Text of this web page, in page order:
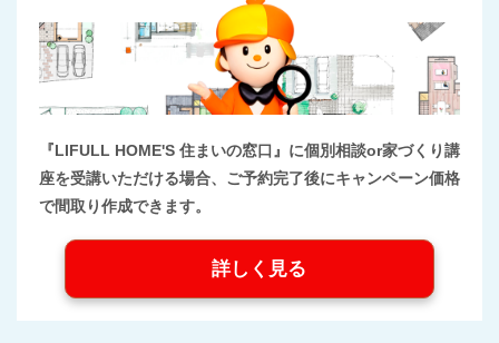
『LIFULL HOME'S 住まいの窓口』に個別相談or家づくり講
座を受講いただける場合、ご予約完了後にキャンペーン価格
で間取り作成できます。
詳しく見る